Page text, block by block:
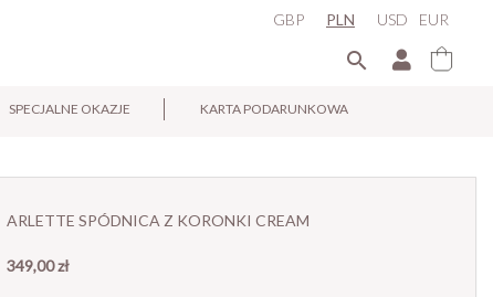
EUR
GBP PLN USD

SPECJALNE OKAZJE KARTA PODARUNKOWA
ARLETTE SPÓDNICA Z KORONKI CREAM
349,00 zł
×